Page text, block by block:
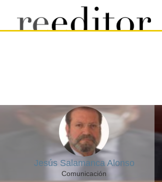
Jesús Salamanca Alonso
Comunicación